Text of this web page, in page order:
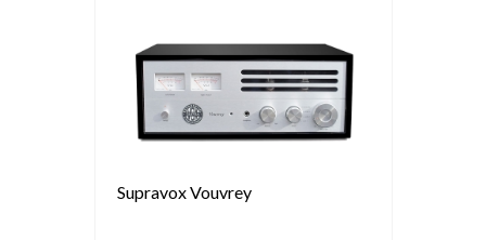
Supravox Vouvrey